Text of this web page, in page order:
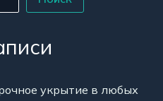
укрытие в любых